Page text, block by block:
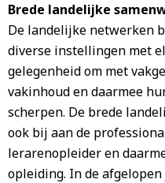
Brede landelijke
De landelijke netwerken
diverse instellingen met
gelegenheid om met
vakinhoud en daarmee
scherpen. De brede
ook bij aan de
lerarenopleider en
opleiding. In de